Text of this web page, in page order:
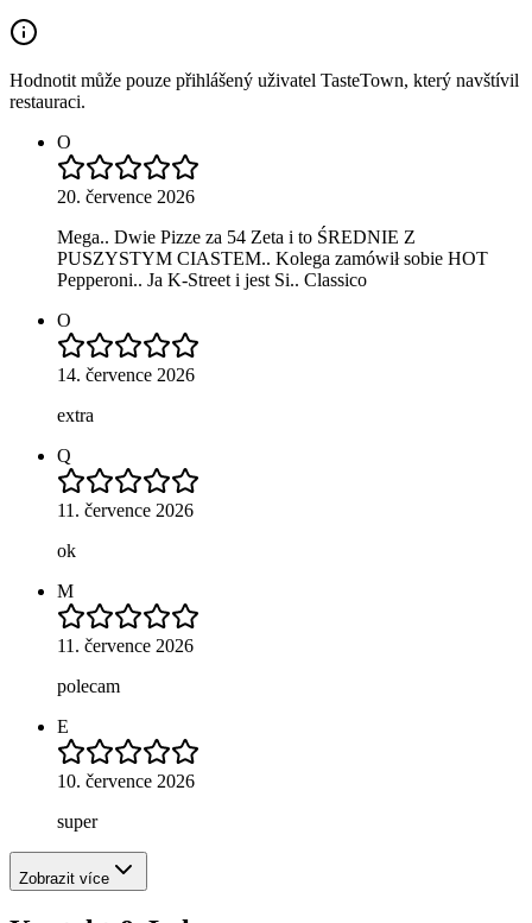
Hodnotit může pouze přihlášený uživatel TasteTown, který navštívil
restauraci.
O
20. července 2026
Mega.. Dwie Pizze za 54 Zeta i to ŚREDNIE Z
PUSZYSTYM CIASTEM.. Kolega zamówił sobie HOT
Pepperoni.. Ja K-Street i jest Si.. Classico
O
14. července 2026
extra
Q
11. července 2026
ok
M
11. července 2026
polecam
E
10. července 2026
super
Zobrazit více